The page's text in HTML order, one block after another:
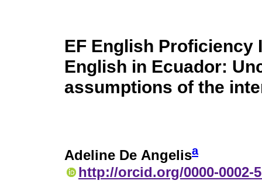
EF English Proficiency
English in Ecuador:
assumptions of the
Adeline De Angelisa
http://orcid.org/0000-0002-